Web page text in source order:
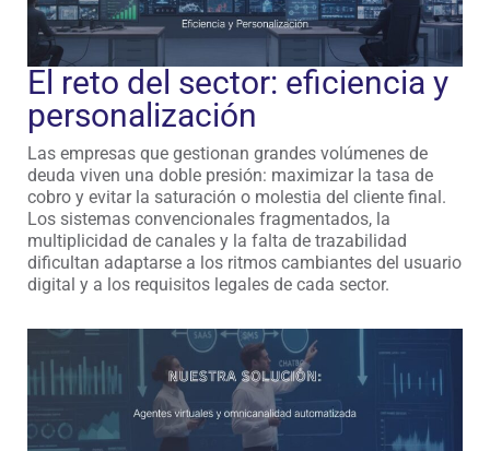
El reto del sector: eficiencia y
personalización
Las empresas que gestionan grandes volúmenes de
deuda viven una doble presión: maximizar la tasa de
cobro y evitar la saturación o molestia del cliente final.
Los sistemas convencionales fragmentados, la
multiplicidad de canales y la falta de trazabilidad
dificultan adaptarse a los ritmos cambiantes del usuario
digital y a los requisitos legales de cada sector.